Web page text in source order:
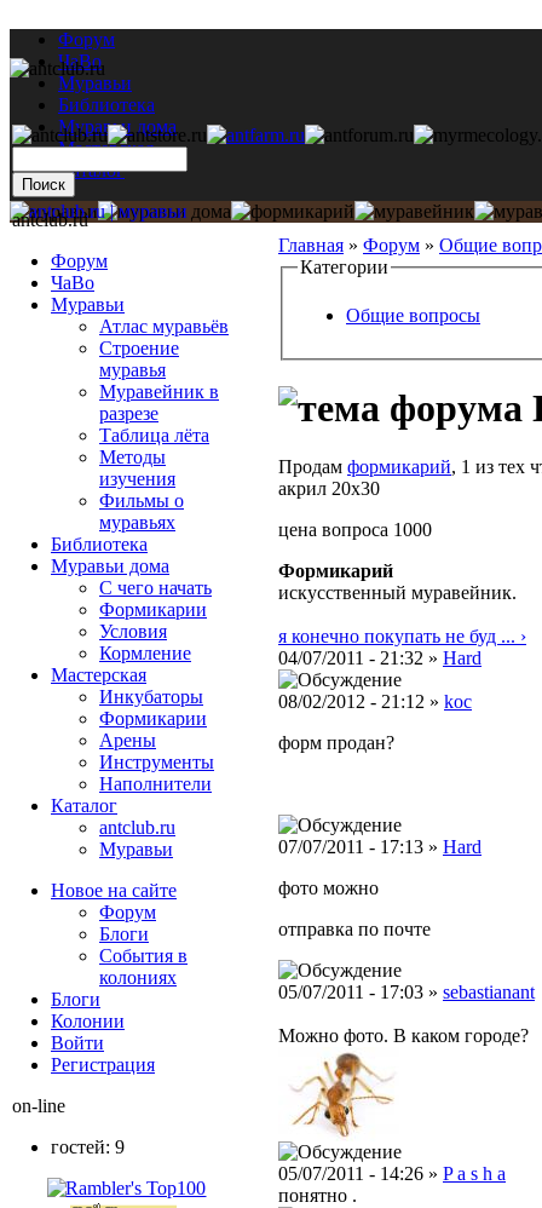
Форум
ЧаВо
Муравьи
Библиотека
Муравьи дома
Мастерская
Каталог
Главная » Форум » Общие
Категории
Общие вопросы
Продам формикарий, 1 из тех
акрил 20х30
цена вопроса 1000
Формикарий
искусственный муравейник.
я конечно покупать не буд ... ›
04/07/2011 - 21:32 » Hard
08/02/2012 - 21:12 » koc
форм продан?
07/07/2011 - 17:13 » Hard
фото можно
отправка по почте
05/07/2011 - 17:03 » sebastianant
Можно фото. В каком городе?
05/07/2011 - 14:26 » P a s h a
понятно .
antclub.ru
Форум
ЧаВо
Муравьи
Атлас муравьёв
Строение
муравья
Муравейник в
разрезе
Таблица лёта
Методы
изучения
Фильмы о
муравьях
Библиотека
Муравьи дома
С чего начать
Формикарии
Условия
Кормление
Мастерская
Инкубаторы
Формикарии
Арены
Инструменты
Наполнители
Каталог
antclub.ru
Муравьи
Новое на сайте
Форум
Блоги
События в
колониях
Блоги
Колонии
Войти
Peгиcтpaция
on-line
гостей: 9